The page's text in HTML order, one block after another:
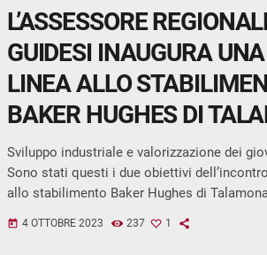
L’ASSESSORE
GUIDESI INAUGURA
LINEA ALLO
BAKER HUGHES DI
Sviluppo industriale e valorizzazione dei
Sono stati questi i due obiettivi
allo stabilimento Baker Hughes di
Economico di Regione Lombardia Guido
today 4 OTTOBRE 2023 237 1